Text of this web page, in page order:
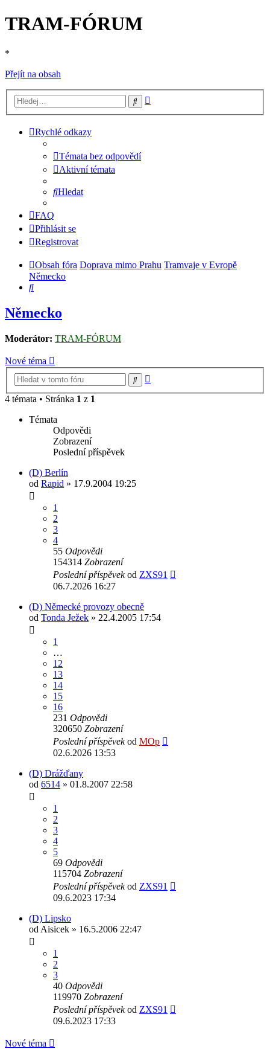
TRAM-FÓRUM
*
Přejít na obsah
Hledat
Rychlé odkazy
Témata bez odpovědí
Aktivní témata
Hledat
FAQ
Přihlásit se
Registrovat
Obsah fóra Doprava mimo Prahu Tramvaje v Evropě
Německo
Hledat
Německo
Moderátor: TRAM-FÓRUM
Nové téma
Hledat
4 témata • Stránka 1 z 1
Témata
Odpovědi
Zobrazení
Poslední příspěvek
(D) Berlín
od Rapid » 17.9.2004 19:25
1
2
3
4
55 Odpovědi
154314 Zobrazení
Poslední příspěvekod ZXS91
06.7.2026 16:27
(D) Německé provozy obecně
od Tonda Ježek » 22.4.2005 17:54
1
…
12
13
14
15
16
231 Odpovědi
320650 Zobrazení
Poslední příspěvekod MOp
02.6.2026 13:53
(D) Drážďany
od 6514 » 01.8.2007 22:58
1
2
3
4
5
69 Odpovědi
115704 Zobrazení
Poslední příspěvekod ZXS91
09.6.2023 17:34
(D) Lipsko
od Aisicek » 16.5.2006 22:47
1
2
3
40 Odpovědi
119970 Zobrazení
Poslední příspěvekod ZXS91
09.6.2023 17:33
Nové téma